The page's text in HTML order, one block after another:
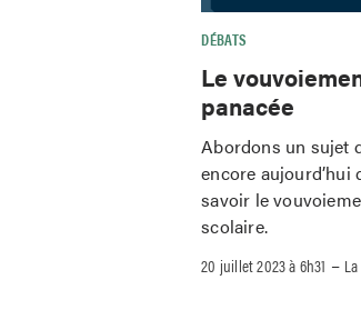
DÉBATS
Le
panacée
Abordons un sujet
encore aujourd’hui
savoir le
scolaire.
20 juillet 2023 à 6h31 –